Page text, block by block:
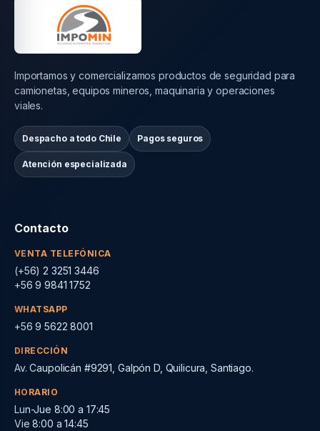
Importamos y comercializamos productos de seguridad para
camionetas, equipos mineros, maquinaria y operaciones
viales.
Despacho a todo Chile Pagos seguros
Atención especializada
Contacto
VENTA TELEFÓNICA
(+56) 2 3251 3446
+56 9 9841 1752
WHATSAPP
+56 9 5622 8001
DIRECCIÓN
Av. Caupolicán #9291, Galpón D, Quilicura, Santiago.
HORARIO
Lun-Jue 8:00 a 17:45
Vie 8:00 a 14:45